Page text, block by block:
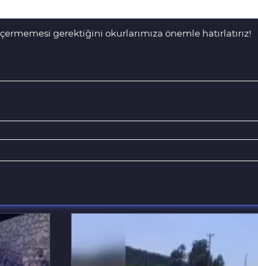
gerektiğini okurlarımıza önemle hatırlatırız!